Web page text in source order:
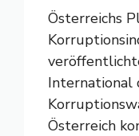
Österreichs
International
Österreich